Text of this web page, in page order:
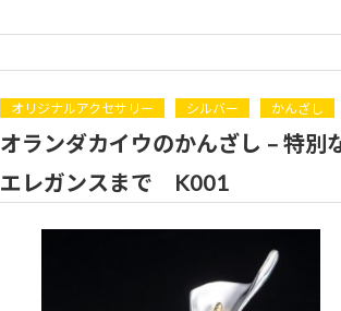
オリジナルアクセサリー シルバー かんざし
オランダカイウのかんざし – 特
エレガンスまで K001